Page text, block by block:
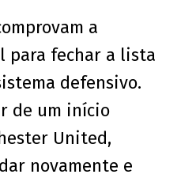
a
para fechar a lista
defensivo.
de um início
United,
novamente e